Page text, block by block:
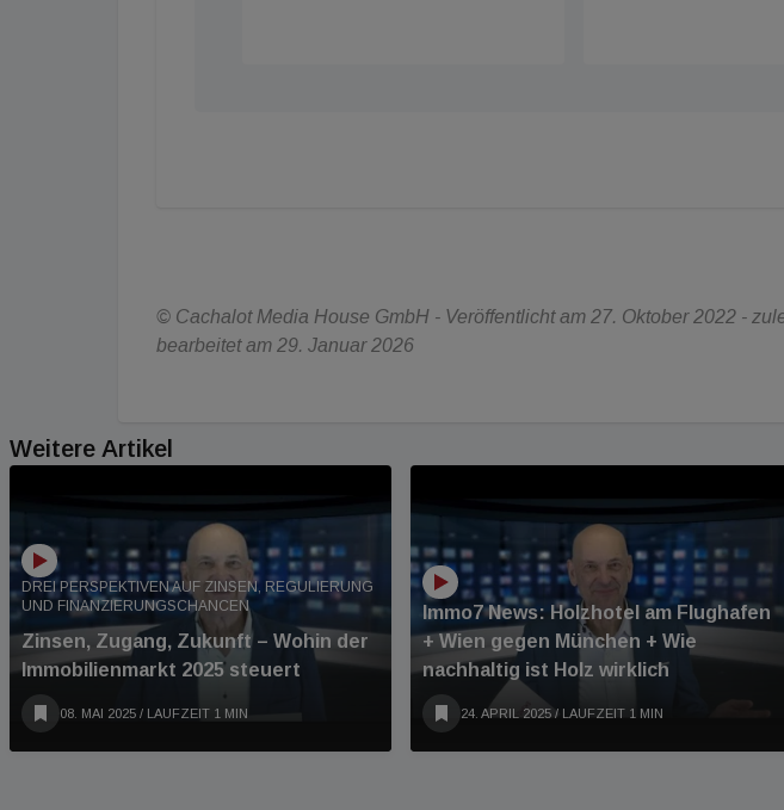
© Cachalot Media House GmbH - Veröffentlicht am 27. Oktober 2022 -
bearbeitet am 29. Januar 2026
Weitere Artikel
DREI PERSPEKTIVEN AUF ZINSEN, REGULIERUNG
UND FINANZIERUNGSCHANCEN
Zinsen, Zugang, Zukunft – Wohin der
Immobilienmarkt 2025 steuert
08. MAI 2025 / LAUFZEIT 1 MIN
Immo7 News: Holzhotel am Flughafen
+ Wien gegen München + Wie
nachhaltig ist Holz wirklich
24. APRIL 2025 / LAUFZEIT 1 MIN